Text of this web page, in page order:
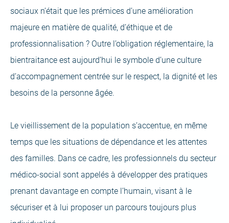
sociaux n’était que les prémices d’une amélioration
majeure en matière de qualité, d’éthique et de
professionnalisation ? Outre l’obligation réglementaire, la
bientraitance est aujourd’hui le symbole d’une culture
d’accompagnement centrée sur le respect, la dignité et les
besoins de la personne âgée.
Le vieillissement de la population s’accentue, en même
temps que les situations de dépendance et les attentes
des familles. Dans ce cadre, les professionnels du secteur
médico-social sont appelés à développer des pratiques
prenant davantage en compte l’humain, visant à le
sécuriser et à lui proposer un parcours toujours plus